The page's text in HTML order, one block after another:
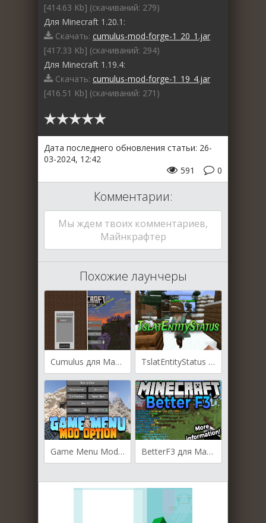
[414.63 Kb] (cкачиваний: 279)
Для Minecraft 1.20.1:
Скачать: cumulus-mod-forge-1_20_1.jar
[417.33 Kb] (cкачиваний: 294)
Для Minecraft 1.19.4:
Скачать: cumulus-mod-forge-1_19_4.jar
[416.51 Kb] (cкачиваний: 271)
Дата последнего обновления статьи: 26-
03-2024, 12:42
0
591
Комментарии:
Мы ждем твоих комментариев,
Майнкрафтер
Похожие лаунчеры
Cumulus для Майнкрафт [1.20.2, 1.20.1, 1.19.4] TslatEntityStatus для Майнкрафт [1.20.4, 1.20.2, 1.20.1]
Game Menu Mod Option для Майнкрафт [1.20.4, 1.20.2, 1.20.1] BetterF3 для Майнкрафт [1.20.2, 1.20.1, 1.20]